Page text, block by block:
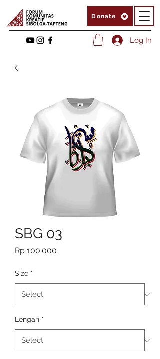
Donate
Log In
SBG 03
Rp 100.000
Size *
Lengan *